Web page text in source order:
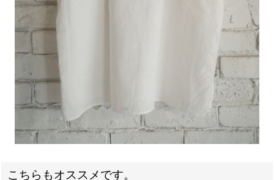
こちらもオススメです。